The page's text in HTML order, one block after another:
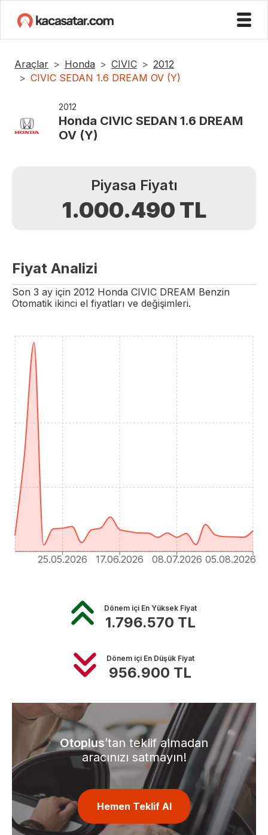
Araçlar Honda CIVIC
2012
CIVIC SEDAN 1.6 DREAM OV (Y)
2012
Honda CIVIC SEDAN 1.6 DREAM
OV (Y)
Piyasa Fiyatı
1.000.490 TL
Fiyat Analizi
Son 3 ay için 2012 Honda CIVIC DREAM Benzin
Otomatik ikinci el fiyatları ve değişimleri.
25.05.2026 17.06.2026 08.07.2026 05.08.2026
Dönem içi En Yüksek Fiyat
1.796.570 TL
Dönem içi En Düşük Fiyat
956.900 TL
Otoplus’tan teklif almadan
aracınızı satmayın!
Hemen Teklif Al